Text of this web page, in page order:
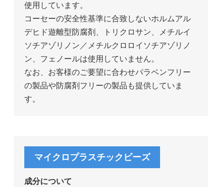
使用しています。
コーセーの安全性基準に合致しないホルムアル
デヒド遊離型防腐剤、トリクロサン、メチルイ
ソチアゾリノン／メチルクロロイソチアゾリノ
ン、フェノールは使用していません。
なお、お客様のご要望に合わせパラベンフリー
の製品や防腐剤フリーの製品も提供していま
す。
マイクロプラスチックビーズ
成分について